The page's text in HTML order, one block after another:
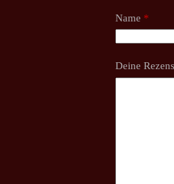
Name *
Deine